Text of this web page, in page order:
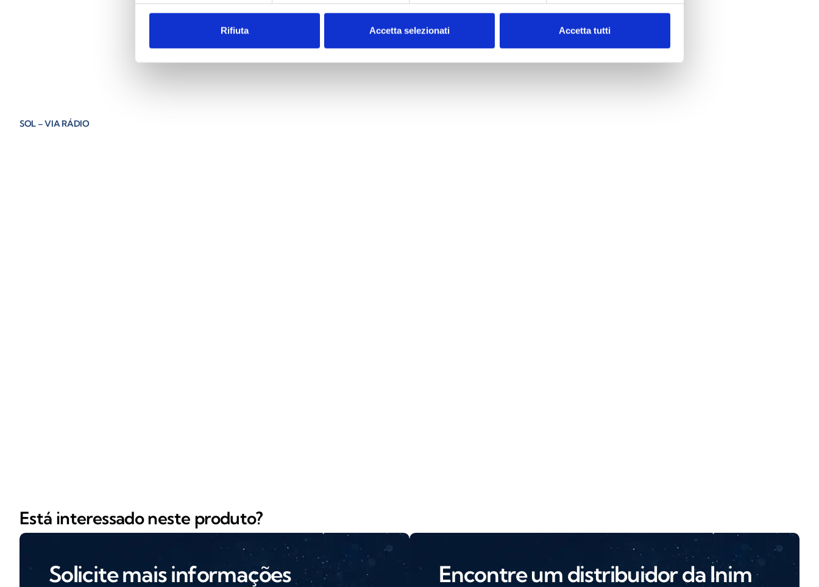
Rifiuta Accetta selezionati Accetta tutti
SOL – VIA RÁDIO
Está interessado neste produto?
Solicite mais informações Encontre um distribuidor da Inim